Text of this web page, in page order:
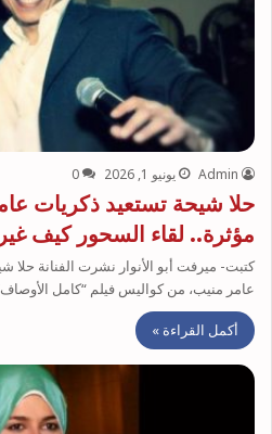
Admin يونيو 1, 2026 0
حلا شيحة تستعيد ذكريات
مؤثرة.. لقاء السحور كيف
كتبت- ميرفت أبو الأنوار نشرت الفنانة حلا
عامر منيب، من كواليس فيلم “كامل
أكمل القراءة »